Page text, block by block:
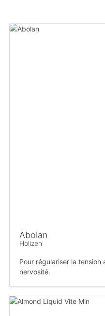
Abolan
Holizen
Pour régulariser la tension
nervosité.